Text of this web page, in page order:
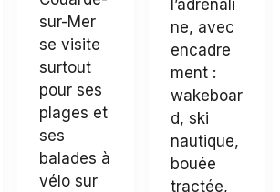
sur-Mer
se visite
surtout
pour ses
plages et
ses
balades à
vélo sur
l’adrénali
ne, avec
encadre
ment :
wakeboar
d, ski
nautique,
bouée
tractée,